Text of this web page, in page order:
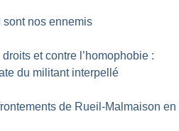
sont nos ennemis
et contre l’homophobie :
du militant interpellé
de Rueil-Malmaison en